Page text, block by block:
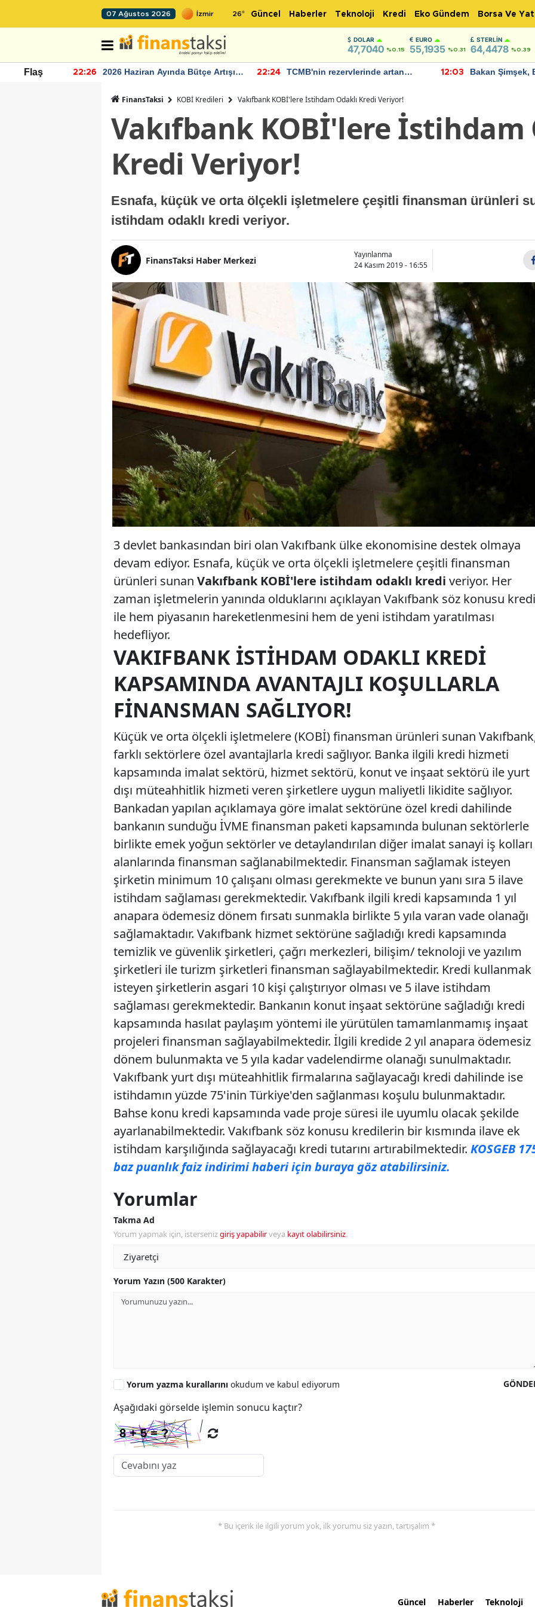
07 Ağustos 2026 26° Güncel Haberler Teknoloji Kredi Eko Gündem Borsa Ve
DOLAR
47,7040 %0.15
EURO
55,1935 %0.31
STERLIN
64,4478 %0.39
Flaş 22:26
2026 Haziran Ayında Bütçe Artışı
22:24
TCMB'nin rezervlerinde artan
12:03
Bakan Şimşek,
FinansTaksi KOBİ Kredileri Vakıfbank KOBİ'lere İstihdam Odaklı Kredi Veriyor!
Vakıfbank KOBİ'lere İstihdam
Kredi Veriyor!
Esnafa, küçük ve orta ölçekli işletmelere çeşitli finansman ürünleri
istihdam odaklı kredi veriyor.
FinansTaksi Haber Merkezi
Yayınlanma
24 Kasım 2019 - 16:55
3 devlet bankasından biri olan Vakıfbank ülke ekonomisine destek olmaya
devam ediyor. Esnafa, küçük ve orta ölçekli işletmelere çeşitli finansman
ürünleri sunan Vakıfbank KOBİ'lere istihdam odaklı kredi veriyor. Her
zaman işletmelerin yanında olduklarını açıklayan Vakıfbank söz konusu kredi
ile hem piyasanın hareketlenmesini hem de yeni istihdam yaratılması
hedefliyor.
VAKIFBANK İSTIHDAM ODAKLI KREDI
KAPSAMINDA AVANTAJLI KOŞULLARLA
FINANSMAN SAĞLIYOR!
Küçük ve orta ölçekli işletmelere (KOBİ) finansman ürünleri sunan
farklı sektörlere özel avantajlarla kredi sağlıyor. Banka ilgili kredi hizmeti
kapsamında imalat sektörü, hizmet sektörü, konut ve inşaat sektörü ile yurt
dışı müteahhitlik hizmeti veren şirketlere uygun maliyetli likidite sağlıyor.
Bankadan yapılan açıklamaya göre imalat sektörüne özel kredi dahilinde
bankanın sunduğu İVME finansman paketi kapsamında bulunan sektörlerle
birlikte emek yoğun sektörler ve detaylandırılan diğer imalat sanayi iş kolları
alanlarında finansman sağlanabilmektedir. Finansman sağlamak isteyen
şirketin minimum 10 çalışanı olması gerekmekte ve bunun yanı sıra 5 ilave
istihdam sağlaması gerekmektedir. Vakıfbank ilgili kredi kapsamında 1 yıl
anapara ödemesiz dönem fırsatı sunmakla birlikte 5 yıla varan vade olanağı
sağlamaktadır. Vakıfbank hizmet sektörüne sağladığı kredi kapsamında
temizlik ve güvenlik şirketleri, çağrı merkezleri, bilişim/ teknoloji ve yazılım
şirketleri ile turizm şirketleri finansman sağlayabilmektedir. Kredi kullanmak
isteyen şirketlerin asgari 10 kişi çalıştırıyor olması ve 5 ilave istihdam
sağlaması gerekmektedir. Bankanın konut inşaat sektörüne sağladığı kredi
kapsamında hasılat paylaşım yöntemi ile yürütülen tamamlanmamış inşaat
projeleri finansman sağlayabilmektedir. İlgili kredide 2 yıl anapara ödemesiz
dönem bulunmakta ve 5 yıla kadar vadelendirme olanağı sunulmaktadır.
Vakıfbank yurt dışı müteahhitlik firmalarına sağlayacağı kredi dahilinde ise
istihdamın yüzde 75'inin Türkiye'den sağlanması koşulu bulunmaktadır.
Bahse konu kredi kapsamında vade proje süresi ile uyumlu olacak şekilde
ayarlanabilmektedir. Vakıfbank söz konusu kredilerin bir kısmında ilave ek
istihdam karşılığında sağlayacağı kredi tutarını artırabilmektedir. KOSGEB
baz puanlık faiz indirimi haberi için buraya göz atabilirsiniz.
Yorumlar
Takma Ad
Yorum yapmak için, istersenizgiriş yapabilirveya kayıt olabilirsiniz.
Yorum Yazın (500 Karakter)
Yorum yazma kurallarını okudum ve kabul ediyorum
Aşağıdaki görselde işlemin sonucu kaçtır?
* Bu içerik ile ilgili yorum yok, ilk yorumu siz yazın, tartışalım *
Güncel Haberler Teknoloji